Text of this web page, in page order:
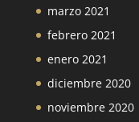
marzo 2021
febrero 2021
enero 2021
diciembre 2020
noviembre 2020